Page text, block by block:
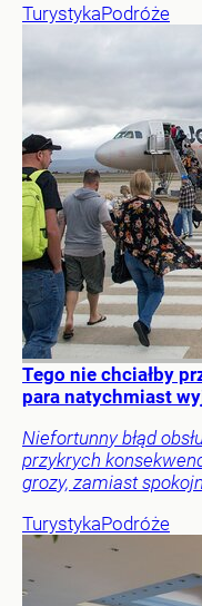
TurystykaPodróże
Tego nie chciałby
para natychmiast
Niefortunny błąd
przykrych
grozy, zamiast
TurystykaPodróże